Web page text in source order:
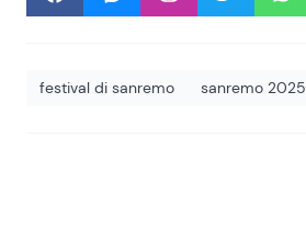
festival di sanremo sanremo 2025